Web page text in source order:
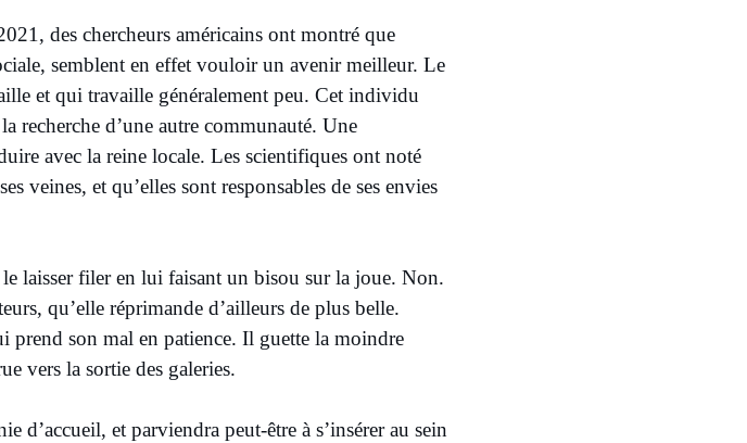
des chercheurs américains ont montré que
semblent en effet vouloir un avenir meilleur. Le
et qui travaille généralement peu. Cet individu
recherche d’une autre communauté. Une
avec la reine locale. Les scientifiques ont noté
veines, et qu’elles sont responsables de ses envies
laisser filer en lui faisant un bisou sur la joue. Non.
qu’elle réprimande d’ailleurs de plus belle.
prend son mal en patience. Il guette la moindre
vers la sortie des galeries.
d’accueil, et parviendra peut-être à s’insérer au sein